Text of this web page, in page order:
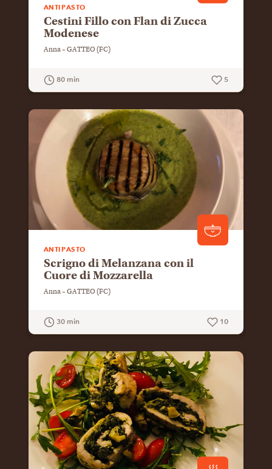
ANTIPASTO
Cestini Fillo con Flan di Zucca
Modenese
Anna – GATTEO (FC)
80 min 5
ANTIPASTO
Scrigno di Melanzana con il
Cuore di Mozzarella
Anna – GATTEO (FC)
30 min 10